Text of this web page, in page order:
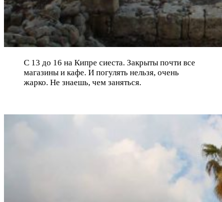
С 13 до 16 на Кипре сиеста. Закрыты почти все
магазины и кафе. И погулять нельзя, очень
жарко. Не знаешь, чем заняться.